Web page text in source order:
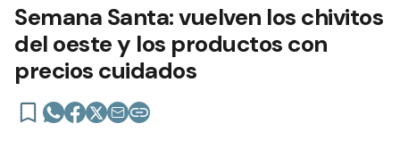
Semana Santa: vuelven los chivitos
del oeste y los productos con
precios cuidados